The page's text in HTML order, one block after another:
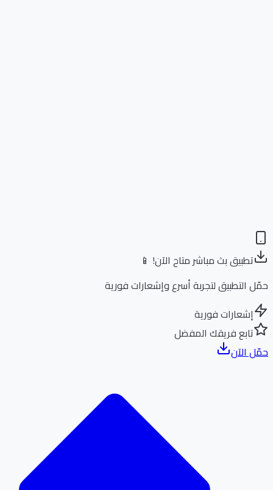
تطبيق بث مباشر متاح الآن! 📱
التطبيق لتجربة أسرع وإشعارات فورية
إشعارات فورية
تابع فريقك المفضل
الآن